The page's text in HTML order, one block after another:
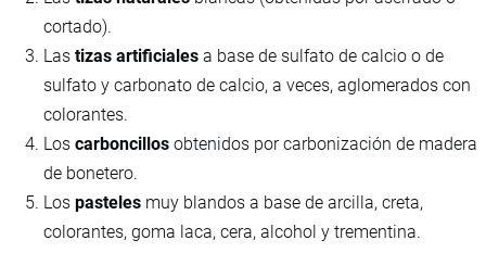
cortado).
Las tizas artificiales a base de sulfato de calcio o de
sulfato y carbonato de calcio, a veces, aglomerados con
colorantes.
Los carboncillos obtenidos por carbonización de madera
de bonetero.
Los pasteles muy blandos a base de arcilla, creta,
colorantes, goma laca, cera, alcohol y trementina.